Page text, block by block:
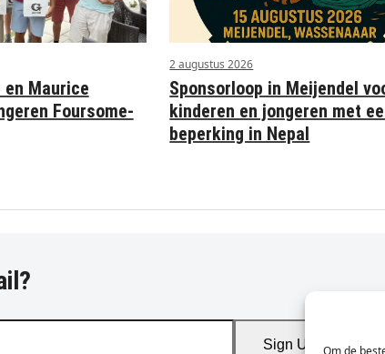
Om de
en Maurice
Foursome-
2 augustus 2026
Sponsorloop in Meijendel
kinderen en jongeren met
beperking in Nepal
Sign Up